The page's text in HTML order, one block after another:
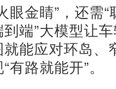
眼金睛”，还需
端”大模型让
能应对环岛、
有路就能开”。